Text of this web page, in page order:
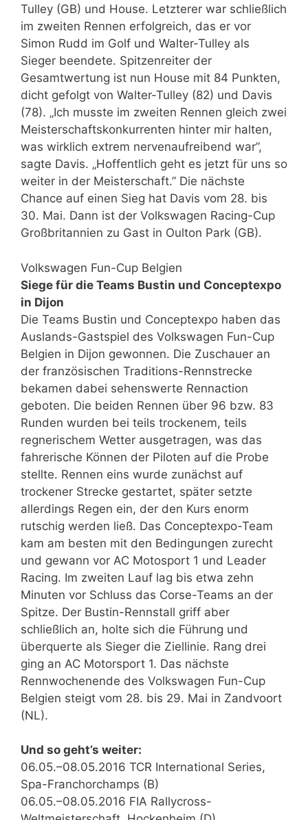
Tulley (GB) und House. Letzterer war schließlich
im zweiten Rennen erfolgreich, das er vor
Simon Rudd im Golf und Walter-Tulley als
Sieger beendete. Spitzenreiter der
Gesamtwertung ist nun House mit 84 Punkten,
dicht gefolgt von Walter-Tulley (82) und Davis
(78). „Ich musste im zweiten Rennen gleich zwei
Meisterschaftskonkurrenten hinter mir halten,
was wirklich extrem nervenaufreibend war”,
sagte Davis. „Hoffentlich geht es jetzt für uns so
weiter in der Meisterschaft.” Die nächste
Chance auf einen Sieg hat Davis vom 28. bis
30. Mai. Dann ist der Volkswagen Racing-Cup
Großbritannien zu Gast in Oulton Park (GB).
Volkswagen Fun-Cup Belgien
Siege für die Teams Bustin und Conceptexpo
in Dijon
Die Teams Bustin und Conceptexpo haben das
Auslands-Gastspiel des Volkswagen Fun-Cup
Belgien in Dijon gewonnen. Die Zuschauer an
der französischen Traditions-Rennstrecke
bekamen dabei sehenswerte Rennaction
geboten. Die beiden Rennen über 96 bzw. 83
Runden wurden bei teils trockenem, teils
regnerischem Wetter ausgetragen, was das
fahrerische Können der Piloten auf die Probe
stellte. Rennen eins wurde zunächst auf
trockener Strecke gestartet, später setzte
allerdings Regen ein, der den Kurs enorm
rutschig werden ließ. Das Conceptexpo-Team
kam am besten mit den Bedingungen zurecht
und gewann vor AC Motosport 1 und Leader
Racing. Im zweiten Lauf lag bis etwa zehn
Minuten vor Schluss das Corse-Teams an der
Spitze. Der Bustin-Rennstall griff aber
schließlich an, holte sich die Führung und
überquerte als Sieger die Ziellinie. Rang drei
ging an AC Motorsport 1. Das nächste
Rennwochenende des Volkswagen Fun-Cup
Belgien steigt vom 28. bis 29. Mai in Zandvoort
(NL).
Und so geht’s weiter:
06.05.–08.05.2016 TCR International Series,
Spa-Franchorchamps (B)
06.05.–08.05.2016 FIA Rallycross-